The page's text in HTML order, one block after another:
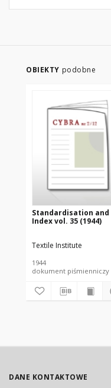
OBIEKTY podobne
Standardisation and
Index vol. 35 (1944)
Textile Institute
1944
DANE KONTAKTOWE